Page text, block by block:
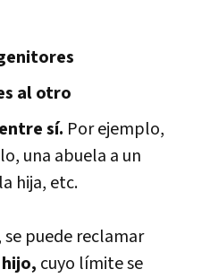
al otro
sí. Por ejemplo,
una abuela a un
hija, etc.
se puede reclamar
cuyo límite se